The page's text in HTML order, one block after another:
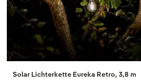
Solar Lichterkette Eureka Retro, 3,8 m